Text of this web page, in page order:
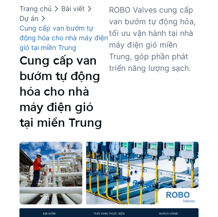
Trang chủ
Bài viết
Dự án
Cung cấp van bướm tự
động hóa cho nhà máy điện
gió tại miền Trung
Cung cấp van
bướm tự động
hóa cho nhà
máy điện gió
tại miền Trung
ROBO Valves cung cấp
van bướm tự động hóa,
tối ưu vận hành tại nhà
máy điện gió miền
Trung, góp phần phát
triển năng lượng sạch.